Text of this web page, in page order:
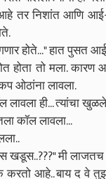
तर निशांत आणि आई-
होते..." हात पुसत
होता तो मला.
ओठांना लावला.
लावला ही... त्यांचा
कॉल लावला...
खडूस..???" मी लाजतच
करतो आहे.. बाय द वे